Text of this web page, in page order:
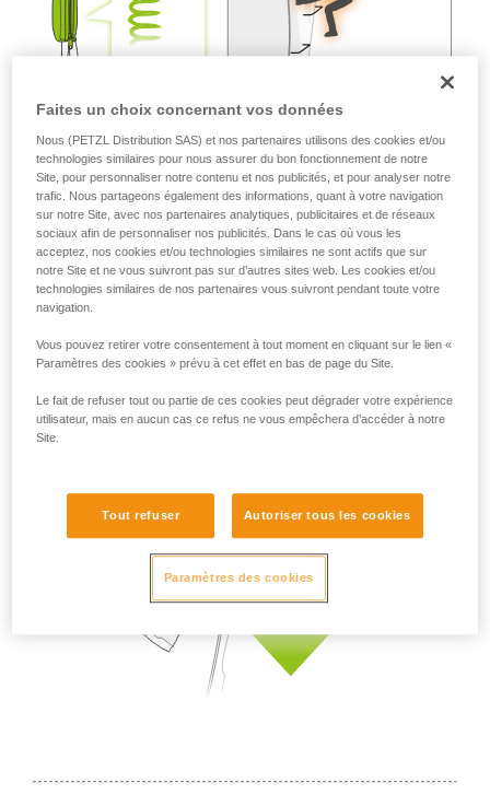
Faites un choix concernant vos données
Nous (PETZL Distribution SAS) et nos partenaires utilisons des cookies et/ou
technologies similaires pour nous assurer du bon fonctionnement de notre
Site, pour personnaliser notre contenu et nos publicités, et pour analyser notre
trafic. Nous partageons également des informations, quant à votre navigation
sur notre Site, avec nos partenaires analytiques, publicitaires et de réseaux
sociaux afin de personnaliser nos publicités. Dans le cas où vous les
acceptez, nos cookies et/ou technologies similaires ne sont actifs que sur
notre Site et ne vous suivront pas sur d’autres sites web. Les cookies et/ou
technologies similaires de nos partenaires vous suivront pendant toute votre
navigation.
Vous pouvez retirer votre consentement à tout moment en cliquant sur le lien «
Paramètres des cookies » prévu à cet effet en bas de page du Site.
Le fait de refuser tout ou partie de ces cookies peut dégrader votre expérience
utilisateur, mais en aucun cas ce refus ne vous empêchera d’accéder à notre
Site.
Tout refuser Autoriser tous les cookies
Paramètres des cookies